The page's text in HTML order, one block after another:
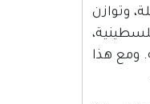
وتوازن
ومع هذا